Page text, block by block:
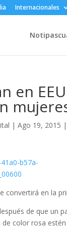
Internacionales
en
|Ago 19, 2015 |
convertirá en la
de que un
de color rosa